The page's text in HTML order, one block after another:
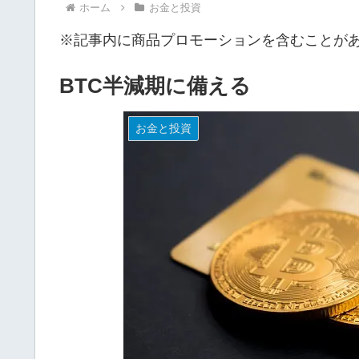
ホーム お金と投資
※記事内に商品プロモーションを含むことが
BTC半減期に備える
お金と投資